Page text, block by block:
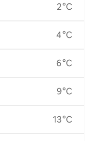
2 °C
4 °C
6 °C
9 °C
13 °C